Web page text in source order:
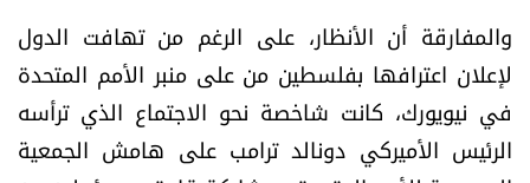
والمفارقة أن الأنظار، على الرغم من تهافت الدول
لإعلان اعترافها بفلسطين من على منبر الأمم المتحدة
في نيويورك، كانت شاخصة نحو الاجتماع الذي ترأسه
الرئيس الأميركي دونالد ترامب على هامش الجمعية